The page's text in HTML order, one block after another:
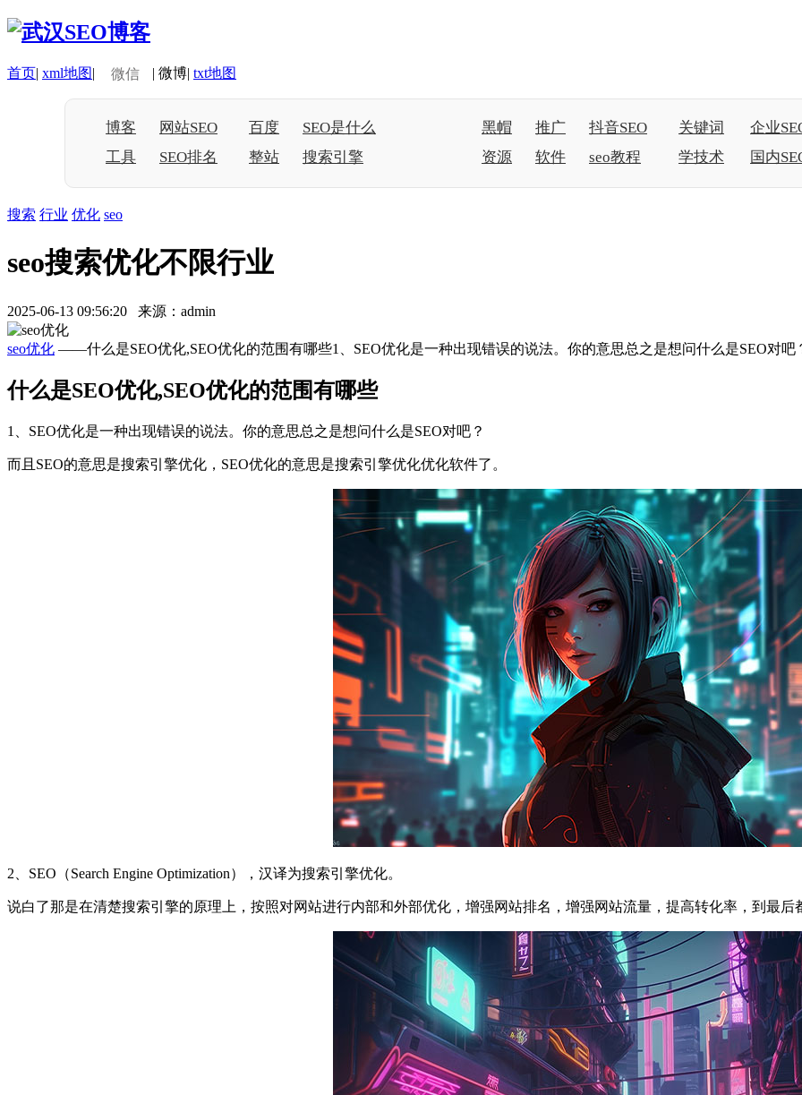
首页| xml地图| 微信 | 微博| txt地图
博客 网站SEO 百度
SEO是什么
工具
SEO排名 整站 搜索引擎
黑帽 推广 抖音SEO 关键词
企业
资源
软件 seo教程 学技术 国内
搜索 行业 优化 seo
seo搜索优化不限行业
2025-06-13 09:56:20 来源：admin
seo优化 ——什么是SEO优化,SEO优化的范围有哪些1、SEO优化是一种出现错误的说法。你的意思总之是想问什么是SEO对吧
什么是SEO优化,SEO优化的范围有哪些
1、SEO优化是一种出现错误的说法。你的意思总之是想问什么是SEO对吧？
而且SEO的意思是搜索引擎优化，SEO优化的意思是搜索引擎优化优化软件了。
2、SEO（Search Engine Optimization），汉译为搜索引擎优化。
说白了那是在清楚搜索引擎的原理上，按照对网站进行内部和外部优化，增强网站排名，增强网站流量，提高转化率，到最后